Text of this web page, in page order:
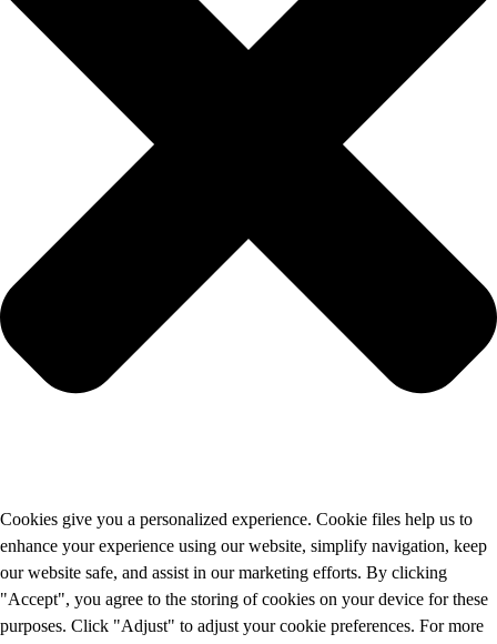
Cookies give you a personalized experience. Cookie files help us to
enhance your experience using our website, simplify navigation, keep
our website safe, and assist in our marketing efforts. By clicking
"Accept", you agree to the storing of cookies on your device for these
purposes. Click "Adjust" to adjust your cookie preferences. For more